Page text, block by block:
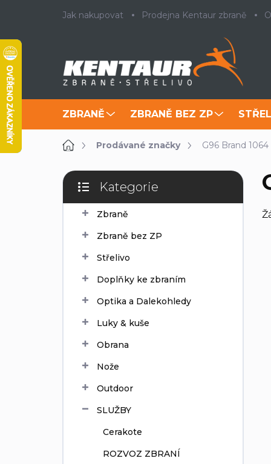
Jak nakupovat Prodejna Kentaur zbraně
ZBRANĚ ZBRANĚ BEZ ZP
DomůProdávané značky G96 Brand 1064
P
s
Přeskočit
kategorie
Kategorie
Zbraně
Zbraně bez ZP
Střelivo
Doplňky ke zbraním
Optika a Dalekohledy
Luky & kuše
Obrana
Nože
Outdoor
SLUŽBY
Cerakote
ROZVOZ ZBRANÍ